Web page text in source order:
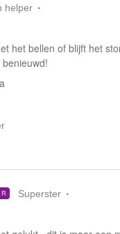
helper
het bellen of blijft het
Superster